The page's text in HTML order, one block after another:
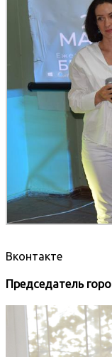
Вконтакте
Председатель